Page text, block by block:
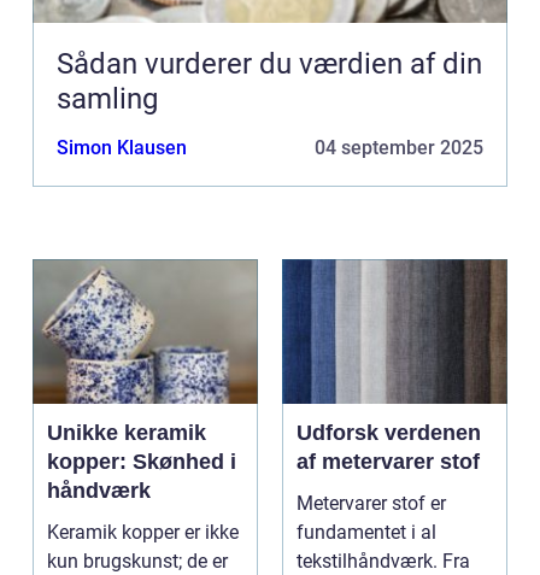
Sådan vurderer du værdien af din
samling
Simon Klausen 04 september 2025
Unikke keramik
kopper: Skønhed i
håndværk
Keramik kopper er ikke
kun brugskunst; de er
Udforsk verdenen
af metervarer stof
Metervarer stof er
fundamentet i al
tekstilhåndværk. Fra